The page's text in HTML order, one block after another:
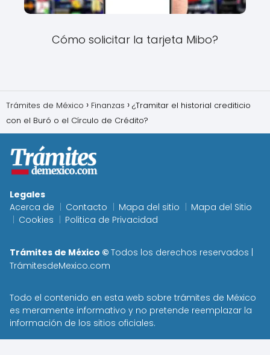
Cómo solicitar la tarjeta Mibo?
Trámites de México Finanzas
¿Tramitar el historial crediticio
con el Buró o el Círculo de Crédito?
Legales
Acerca de
Contacto Mapa del sitio
Mapa del Sitio
Cookies
Politica de Privacidad
Trámites de México © Todos los derechos reservados |
TrámitesdeMexico.com
Todo el contenido en esta web sobre trámites de México
es meramente informativo y no pretende reemplazar la
información de los sitios oficiales.